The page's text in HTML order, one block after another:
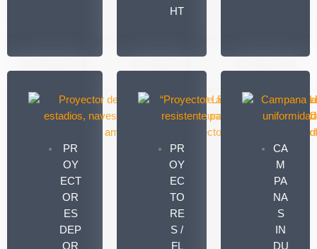
HT
PR
OY
ECT
OR
ES
DEP
OR
PR
OY
EC
TO
RE
S /
FL
CA
M
PA
NA
S
IN
DU